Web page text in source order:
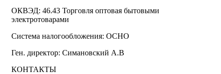
ОКВЭД: 46.43 Торговля оптовая бытовыми
электротоварами
Система налогообложения: ОСНО
Ген. директор: Симановский А.В
КОНТАКТЫ